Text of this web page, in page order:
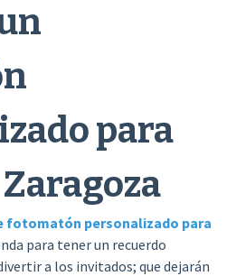
para
fotomatón personalizado para
para tener un recuerdo
a los invitados; que dejarán